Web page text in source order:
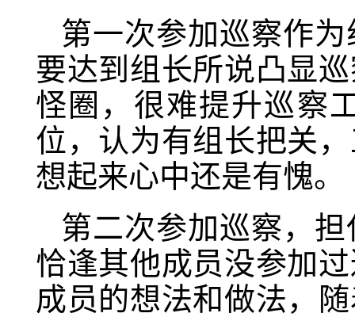
第一次参加巡察作
要达到组长所说凸显
怪圈，很难提升巡察
位，认为有组长把关
想起来心中还是有愧。
第二次参加巡察，
恰逢其他成员没参加
成员的想法和做法，